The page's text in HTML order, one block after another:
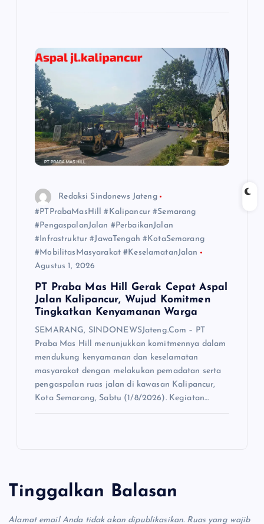
Redaksi Sindonews Jateng
#PTPrabaMasHill #Kalipancur #Semarang
#PengaspalanJalan #PerbaikanJalan
#Infrastruktur #JawaTengah #KotaSemarang
#MobilitasMasyarakat #KeselamatanJalan
Agustus 1, 2026
PT Praba Mas Hill Gerak Cepat Aspal
Jalan Kalipancur, Wujud Komitmen
Tingkatkan Kenyamanan Warga
SEMARANG, SINDONEWSJateng.Com – PT
Praba Mas Hill menunjukkan komitmennya dalam
mendukung kenyamanan dan keselamatan
masyarakat dengan melakukan pemadatan serta
pengaspalan ruas jalan di kawasan Kalipancur,
Kota Semarang, Sabtu (1/8/2026). Kegiatan…
Tinggalkan Balasan
Alamat email Anda tidak akan dipublikasikan. Ruas yang wajib